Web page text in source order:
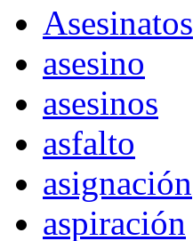
Asesinatos
asesino
asesinos
asfalto
asignación
aspiración